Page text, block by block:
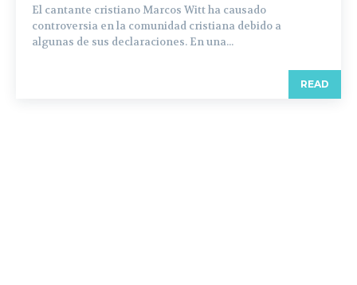
El cantante cristiano Marcos Witt ha causado
controversia en la comunidad cristiana debido a
algunas de sus declaraciones. En una...
READ